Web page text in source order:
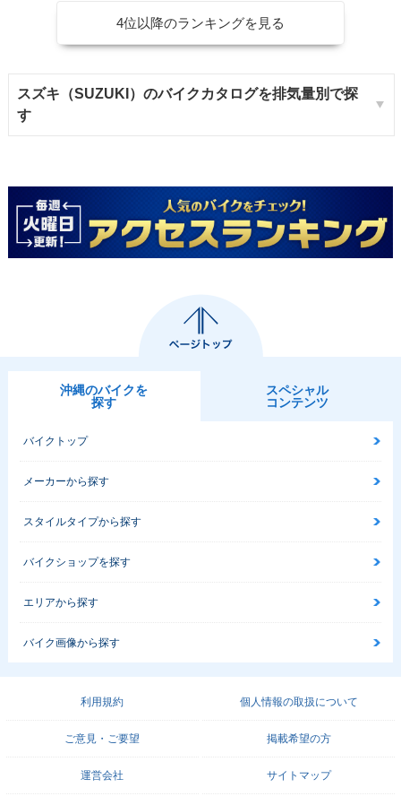
4位以降のランキングを見る
スズキ（SUZUKI）のバイクカタログを排気量別で探
す
沖縄のバイクを
探す
スペシャル
コンテンツ
バイクトップ
メーカーから探す
スタイルタイプから探す
バイクショップを探す
エリアから探す
バイク画像から探す
利用規約 個人情報の取扱について
ご意見・ご要望 掲載希望の方
運営会社 サイトマップ